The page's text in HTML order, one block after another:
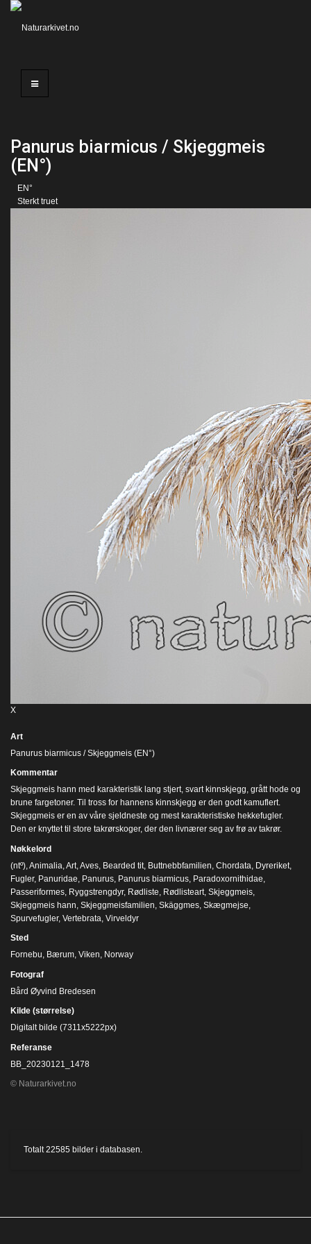
Panurus biarmicus / Skjeggmeis
(EN°)
EN°
Sterkt truet
X
Art
Panurus biarmicus / Skjeggmeis (EN°)
Kommentar
Skjeggmeis hann med karakteristik lang stjert, svart kinnskjegg, grått hode og
brune fargetoner. Til tross for hannens kinnskjegg er den godt kamuflert.
Skjeggmeis er en av våre sjeldneste og mest karakteristiske hekkefugler.
Den er knyttet til store takrørskoger, der den livnærer seg av frø av takrør.
Nøkkelord
(ntº) Animalia Art Aves Bearded tit Buttnebbfamilien Chordata Dyreriket
Fugler, Panuridae Panurus Panurus biarmicus Paradoxornithidae
Passeriformes Ryggstrengdyr, Rødliste Rødlisteart Skjeggmeis
Skjeggmeis hann Skjeggmeisfamilien Skäggmes Skægmejse
Spurvefugler, Vertebrata Virveldyr
Sted
Fornebu, Bærum, Viken, Norway
Fotograf
Bård Øyvind Bredesen
Kilde (størrelse)
Digitalt bilde (7311x5222px)
Referanse
BB_20230121_1478
© Naturarkivet.no
Totalt22585 bilder i databasen.